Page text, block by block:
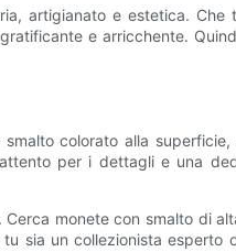
artigianato e estetica. Che
e arricchente.
colorato alla superficie,
per i dettagli e una
monete con smalto di
sia un collezionista esperto